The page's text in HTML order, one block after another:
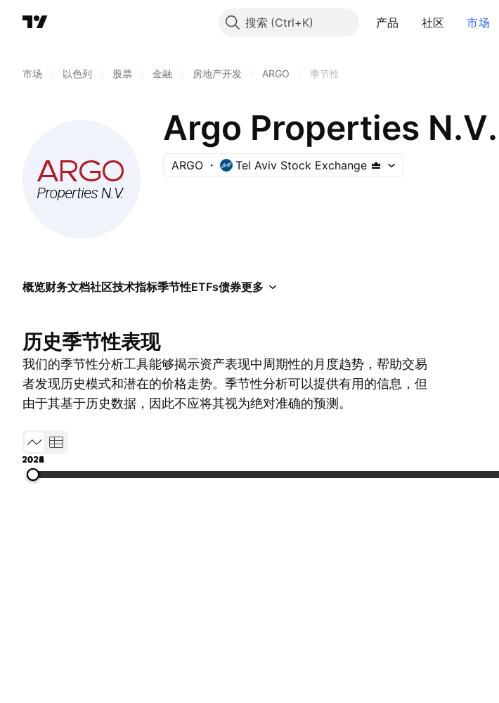
搜索 产品 社区 市场
市场 以色列 股票 金融 房地产开发 ARGO 季节性
Argo Properties N.V.
ARGO Tel Aviv Stock Exchange
概览财务文档社区技术指标季节性ETFs债券更多
历史季节性表现
我们的季节性分析工具能够揭示资产表现中周期性的月度趋势，帮助交易
者发现历史模式和潜在的价格走势。季节性分析可以提供有用的信息，但
由于其基于历史数据，因此不应将其视为绝对准确的预测。
2021
2022
2023
2024
2025
2026